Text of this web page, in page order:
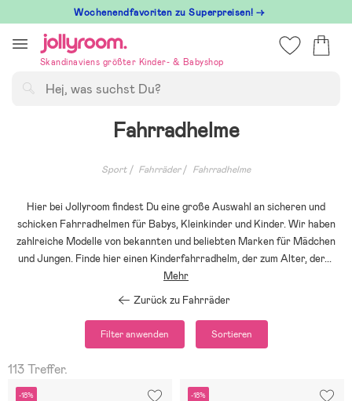
till
innehållet
Wochenendfavoriten zu Superpreisen! →
Skandinaviens größter Kinder- & Babyshop
Fahrradhelme
Sport Fahrräder Fahrradhelme
Hier bei Jollyroom findest Du eine große Auswahl an sicheren und
schicken Fahrradhelmen für Babys, Kleinkinder und Kinder. Wir haben
zahlreiche Modelle von bekannten und beliebten Marken für Mädchen
und Jungen. Finde hier einen Kinderfahrradhelm, der zum Alter, der...
Mehr
Zurück zu Fahrräder
Filter anwenden Sortieren
113 Treffer.
-18% -18%